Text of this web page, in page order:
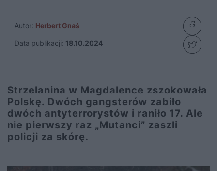
Autor: Herbert Gnaś
Data publikacji: 18.10.2024
Strzelanina w Magdalence zszokowała
Polskę. Dwóch gangsterów zabiło
dwóch antyterrorystów i raniło 17. Ale
nie pierwszy raz „Mutanci” zaszli
policji za skórę.